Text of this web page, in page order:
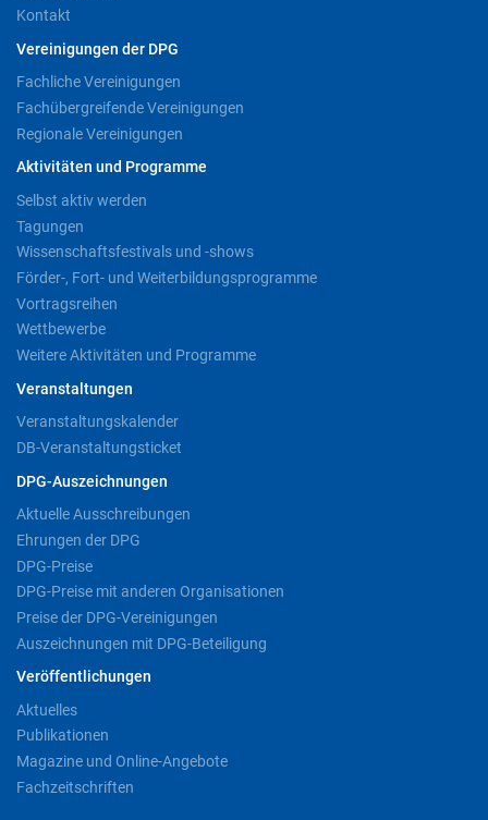
Kontakt
Vereinigungen der DPG
Fachliche Vereinigungen
Fachübergreifende Vereinigungen
Regionale Vereinigungen
Aktivitäten und Programme
Selbst aktiv werden
Tagungen
Wissenschaftsfestivals und -shows
Förder-, Fort- und Weiterbildungsprogramme
Vortragsreihen
Wettbewerbe
Weitere Aktivitäten und Programme
Veranstaltungen
Veranstaltungskalender
DB-Veranstaltungsticket
DPG-Auszeichnungen
Aktuelle Ausschreibungen
Ehrungen der DPG
DPG-Preise
DPG-Preise mit anderen Organisationen
Preise der DPG-Vereinigungen
Auszeichnungen mit DPG-Beteiligung
Veröffentlichungen
Aktuelles
Publikationen
Magazine und Online-Angebote
Fachzeitschriften